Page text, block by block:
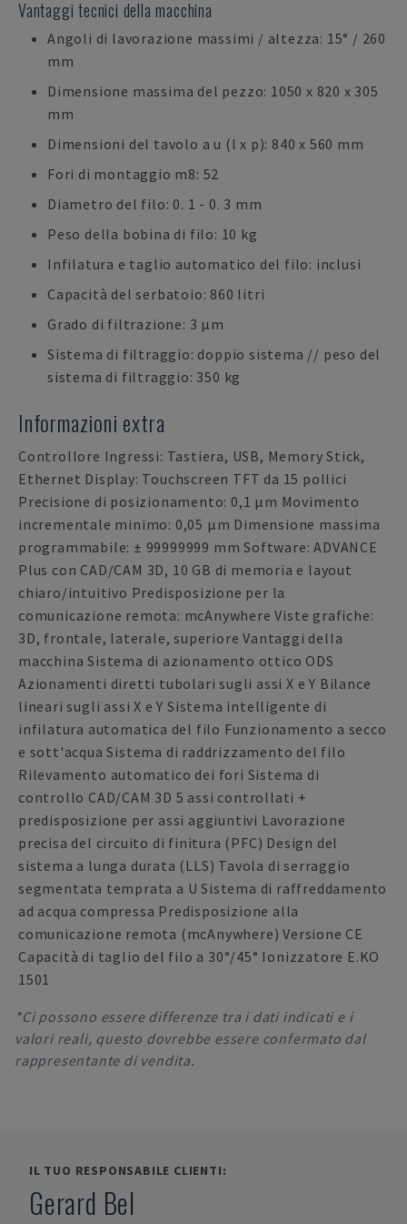
Vantaggi tecnici della macchina
Angoli di lavorazione massimi / altezza: 15° / 260
mm
Dimensione massima del pezzo: 1050 x 820 x 305
mm
Dimensioni del tavolo a u (l x p): 840 x 560 mm
Fori di montaggio m8: 52
Diametro del filo: 0. 1 - 0. 3 mm
Peso della bobina di filo: 10 kg
Infilatura e taglio automatico del filo: inclusi
Capacità del serbatoio: 860 litri
Grado di filtrazione: 3 µm
Sistema di filtraggio: doppio sistema // peso del
sistema di filtraggio: 350 kg
Informazioni extra
Controllore Ingressi: Tastiera, USB, Memory Stick,
Ethernet Display: Touchscreen TFT da 15 pollici
Precisione di posizionamento: 0,1 µm Movimento
incrementale minimo: 0,05 µm Dimensione massima
programmabile: ± 99999999 mm Software: ADVANCE
Plus con CAD/CAM 3D, 10 GB di memoria e layout
chiaro/intuitivo Predisposizione per la
comunicazione remota: mcAnywhere Viste grafiche:
3D, frontale, laterale, superiore Vantaggi della
macchina Sistema di azionamento ottico ODS
Azionamenti diretti tubolari sugli assi X e Y Bilance
lineari sugli assi X e Y Sistema intelligente di
infilatura automatica del filo Funzionamento a secco
e sott'acqua Sistema di raddrizzamento del filo
Rilevamento automatico dei fori Sistema di
controllo CAD/CAM 3D 5 assi controllati +
predisposizione per assi aggiuntivi Lavorazione
precisa del circuito di finitura (PFC) Design del
sistema a lunga durata (LLS) Tavola di serraggio
segmentata temprata a U Sistema di raffreddamento
ad acqua compressa Predisposizione alla
comunicazione remota (mcAnywhere) Versione CE
Capacità di taglio del filo a 30°/45° Ionizzatore E.KO
1501
*Ci possono essere differenze tra i dati indicati e i
valori reali, questo dovrebbe essere confermato dal
rappresentante di vendita.
IL TUO RESPONSABILE CLIENTI:
Gerard Bel